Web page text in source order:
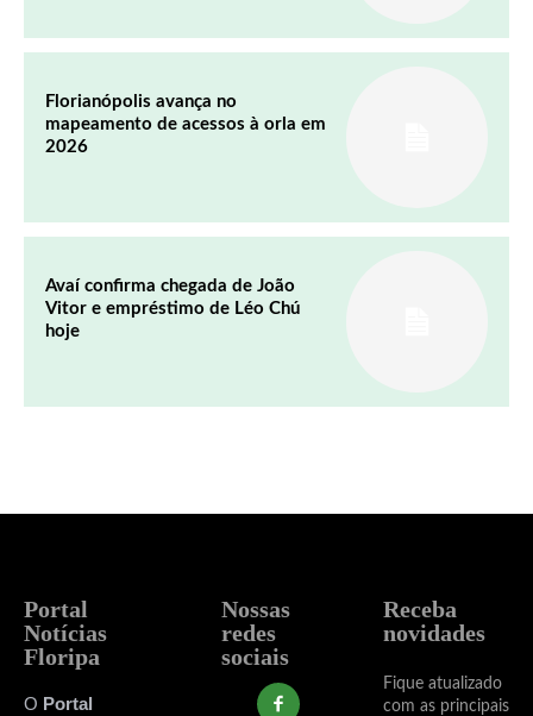
Florianópolis avança no
mapeamento de acessos à orla em
2026
Avaí confirma chegada de João
Vitor e empréstimo de Léo Chú
hoje
Portal
Notícias
Floripa
O Portal
Nossas
redes
sociais
Receba
novidades
Fique atualizado
com as principais